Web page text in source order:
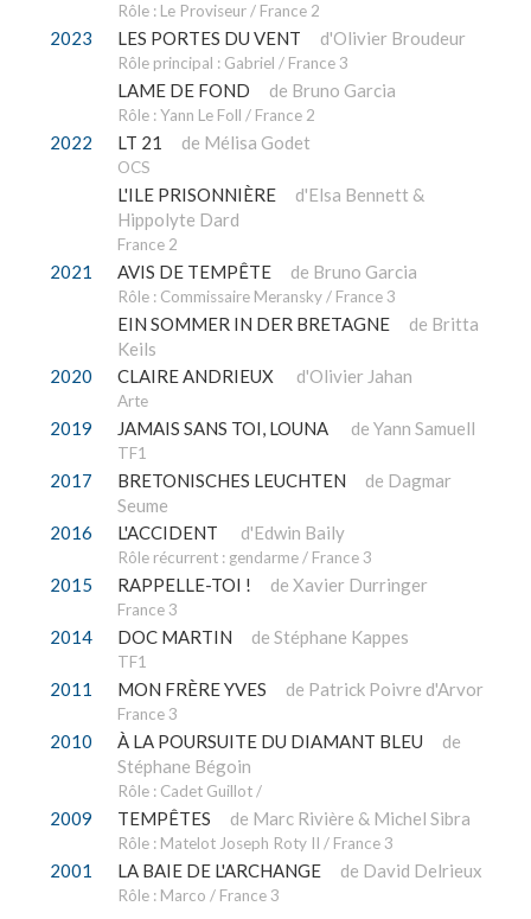
Rôle : Le Proviseur / France 2
2023 LES PORTES DU VENT d'Olivier Broudeur
Rôle principal : Gabriel / France 3
LAME DE FOND de Bruno Garcia
Rôle : Yann Le Foll / France 2
2022 LT 21 de Mélisa Godet
OCS
L'ILE PRISONNIÈRE
d'Elsa Bennett &
Hippolyte Dard
France 2
2021 AVIS DE TEMPÊTE de Bruno Garcia
Rôle : Commissaire Meransky / France 3
EIN SOMMER IN DER BRETAGNE
de Britta
Keils
2020
CLAIRE ANDRIEUX d'Olivier Jahan
Arte
2019 JAMAIS SANS TOI, LOUNA de Yann Samuell
TF1
2017 BRETONISCHES LEUCHTEN
de Dagmar
Seume
2016
L'ACCIDENT d'Edwin Baily
Rôle récurrent : gendarme / France 3
2015 RAPPELLE-TOI ! de Xavier Durringer
France 3
2014 DOC MARTIN de Stéphane Kappes
TF1
2011 MON FRÈRE YVES de Patrick Poivre d'Arvor
France 3
2010 À LA POURSUITE DU DIAMANT BLEU
de
Stéphane Bégoin
Rôle : Cadet Guillot /
2009 TEMPÊTES de Marc Rivière & Michel Sibra
Rôle : Matelot Joseph Roty II / France 3
2001 LA BAIE DE L'ARCHANGE de David Delrieux
Rôle : Marco / France 3